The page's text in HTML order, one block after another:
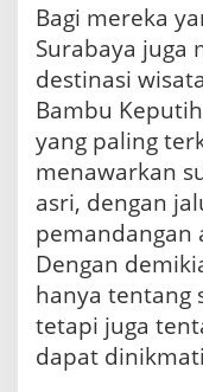
Bagi mereka
Surabaya juga
destinasi
Bambu
yang paling
menawarkan
asri, dengan
pemandangan
Dengan
hanya tentang
tetapi juga
dapat